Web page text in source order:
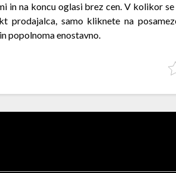
in na koncu oglasi brez cen. V kolikor
prodajalca, samo kliknete na
popolnoma enostavno.